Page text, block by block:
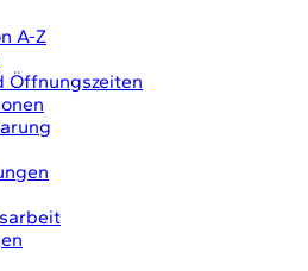
A-Z
Öffnungszeiten